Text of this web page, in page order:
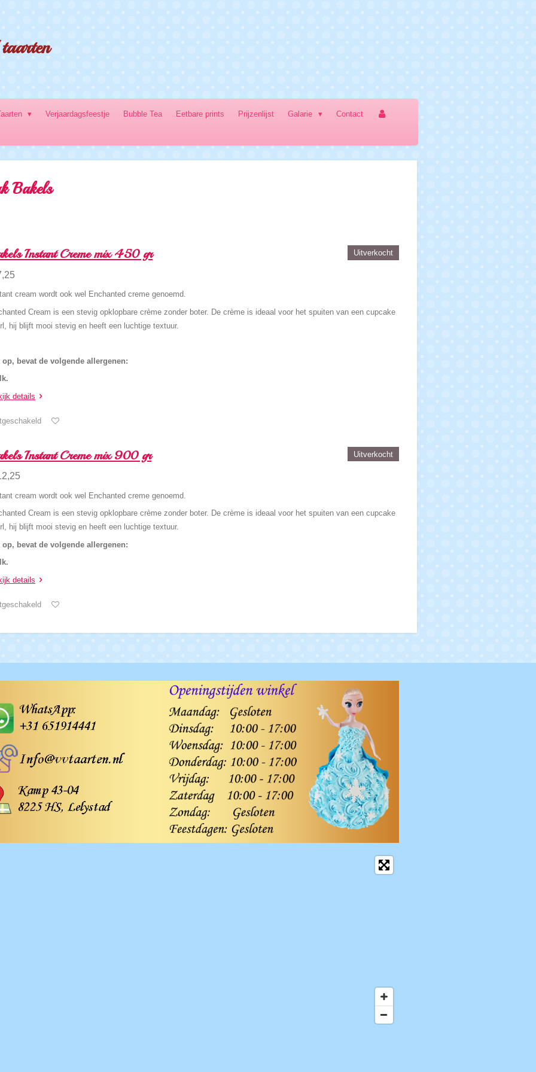
Verjaardagsfeestje Bubble Tea Eetbare prints Prijzenlijst Galarie Contact
Bakels
Uitverkocht
Instant Creme mix 450 gr
cream wordt ook wel Enchanted creme genoemd.
Cream is een stevig opklopbare crème zonder boter. De crème is ideaal voor het spuiten van een cupcake
hij blijft mooi stevig en heeft een luchtige textuur.
op, bevat de volgende allergenen:
details
Uitverkocht
Instant Creme mix 900 gr
cream wordt ook wel Enchanted creme genoemd.
Cream is een stevig opklopbare crème zonder boter. De crème is ideaal voor het spuiten van een cupcake
hij blijft mooi stevig en heeft een luchtige textuur.
op, bevat de volgende allergenen:
details